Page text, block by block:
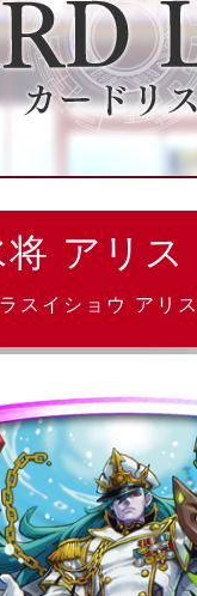
将 アリ
スイショウ アリ